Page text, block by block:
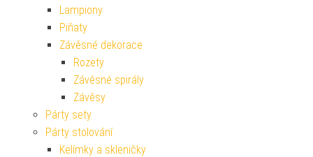
Lampiony
Piňaty
Závěsné dekorace
Rozety
Závěsné spirály
Závěsy
Párty sety
Párty stolování
Kelímky a skleničky